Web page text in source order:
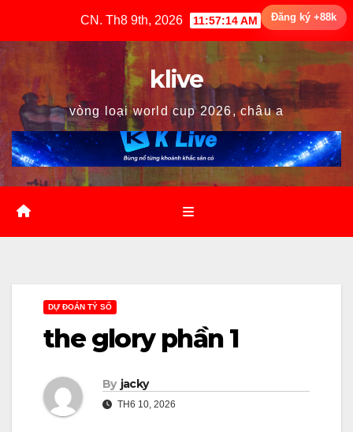
content
CN. Th8 9th, 2026 11:57:15 AM
klive
vòng loại world cup 2026, châu a
DỰ ĐOÁN TỶ SỐ
the glory phần 1
By jacky
TH6 10, 2026
Đăng ký +88k